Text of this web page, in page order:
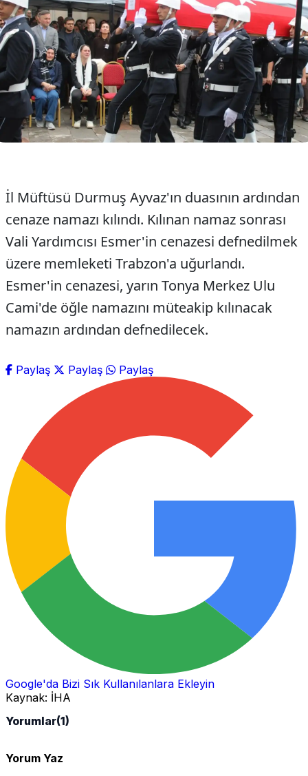
İl Müftüsü Durmuş Ayvaz'ın duasının ardından
cenaze namazı kılındı. Kılınan namaz sonrası
Vali Yardımcısı Esmer'in cenazesi defnedilmek
üzere memleketi Trabzon'a uğurlandı.
Esmer'in cenazesi, yarın Tonya Merkez Ulu
Cami'de öğle namazını müteakip kılınacak
namazın ardından defnedilecek.
Paylaş Paylaş Paylaş
Google'da Bizi Sık Kullanılanlara Ekleyin
Kaynak: İHA
Yorumlar(1)
Yorum Yaz